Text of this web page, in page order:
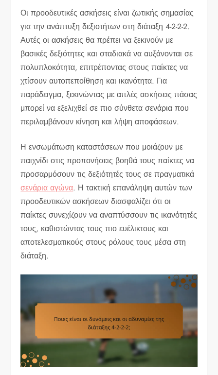
Οι προοδευτικές ασκήσεις είναι ζωτικής σημασίας
για την ανάπτυξη δεξιοτήτων στη διάταξη 4-2-2-2.
Αυτές οι ασκήσεις θα πρέπει να ξεκινούν με
βασικές δεξιότητες και σταδιακά να αυξάνονται σε
πολυπλοκότητα, επιτρέποντας στους παίκτες να
χτίσουν αυτοπεποίθηση και ικανότητα. Για
παράδειγμα, ξεκινώντας με απλές ασκήσεις πάσας
μπορεί να εξελιχθεί σε πιο σύνθετα σενάρια που
περιλαμβάνουν κίνηση και λήψη αποφάσεων.
Η ενσωμάτωση καταστάσεων που μοιάζουν με
παιχνίδι στις προπονήσεις βοηθά τους παίκτες να
προσαρμόσουν τις δεξιότητές τους σε πραγματικά
σενάρια αγώνα. Η τακτική επανάληψη αυτών των
προοδευτικών ασκήσεων διασφαλίζει ότι οι
παίκτες συνεχίζουν να αναπτύσσουν τις ικανότητές
τους, καθιστώντας τους πιο ευέλικτους και
αποτελεσματικούς στους ρόλους τους μέσα στη
διάταξη.